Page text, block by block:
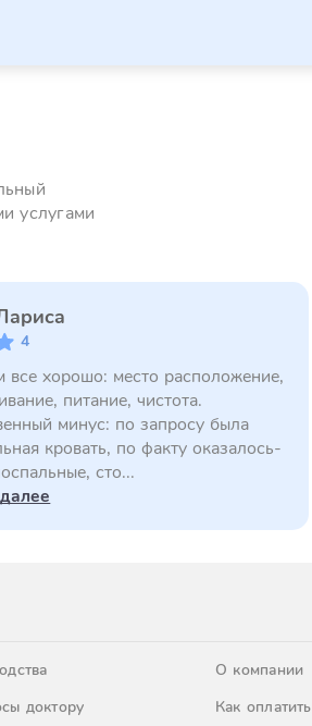
услугами
Лариса
4
все хорошо: место расположение,
питание, чистота.
минус: по запросу была
кровать, по факту оказалось-
сто...
доктору
О компании
Как оплатить